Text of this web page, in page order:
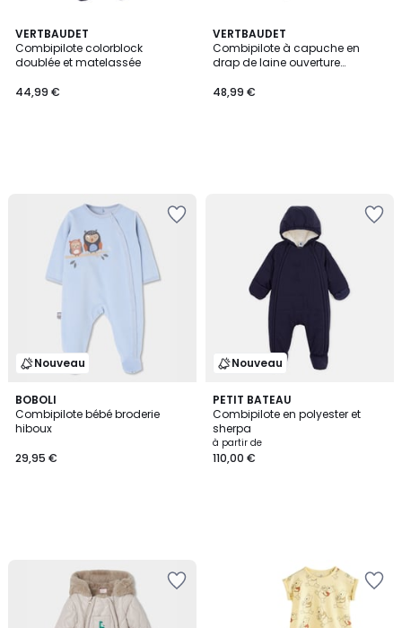
VERTBAUDET
Combipilote colorblock
doublée et matelassée
44,99 €
VERTBAUDET
Combipilote à capuche en
drap de laine ouverture
48,99 €
Nouveau
BOBOLI
Combipilote bébé broderie
hiboux
29,95 €
Nouveau
PETIT BATEAU
Combipilote en polyester et
sherpa
à partir de
110,00 €